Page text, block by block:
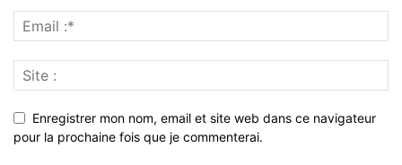
Enregistrer mon nom, email et site web dans ce navigateur
pour la prochaine fois que je commenterai.